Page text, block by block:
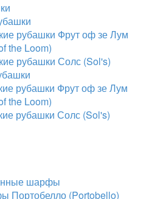
рубашки Фрут оф зе Лум
the Loom)
рубашки Солс (Sol's)
рубашки Фрут оф зе Лум
the Loom)
рубашки Солс (Sol's)
шарфы
Портобелло (Portobello)